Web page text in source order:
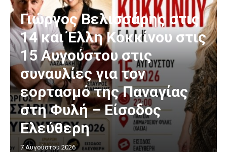
Γιώργος Βελισσάρης στις
14 και Έλλη Κοκκίνου στις
15 Αυγούστου στις
συναυλίες για τον
εορτασμό της Παναγίας
στη Φυλή – Είσοδος
Ελεύθερη
7 Αυγούστου 2026